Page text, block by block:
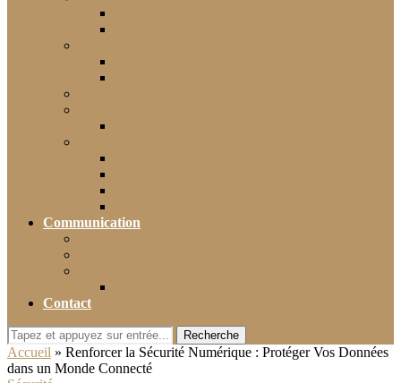
Communication
Contact
Recherche
Accueil » Renforcer la Sécurité Numérique : Protéger Vos Données
dans un Monde Connecté